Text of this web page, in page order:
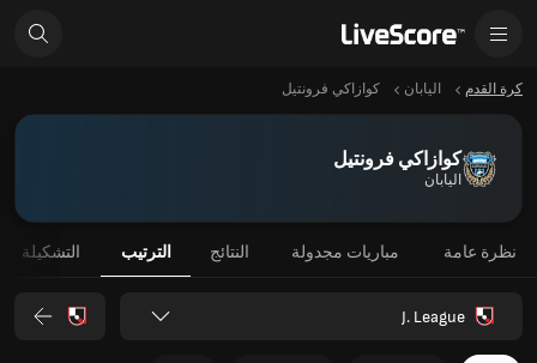
كرة القدم اليابان كوازاكي فرونتيل
كوازاكي فرونتيل
اليابان
نظرة عامة مباريات مجدولة النتائج الترتيب التشكيلة
J. League